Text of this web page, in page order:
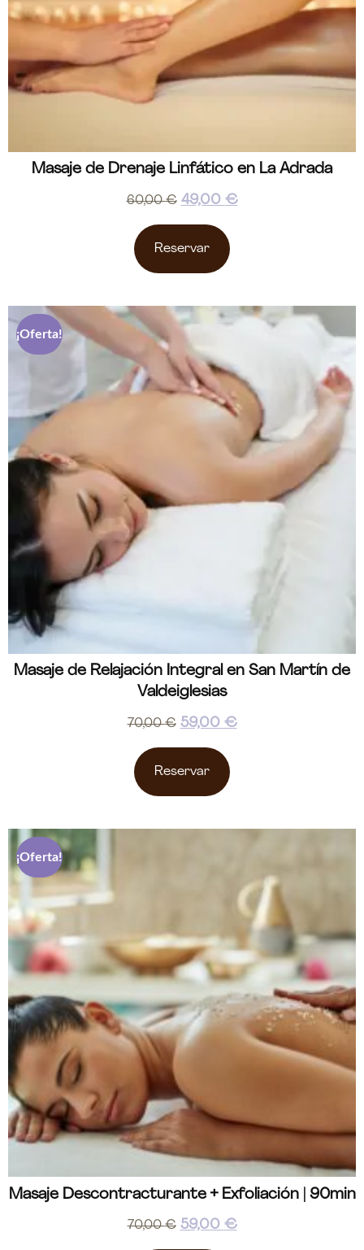
Masaje de Drenaje Linfático en La Adrada
60,00€ 49,00 €
Reservar
¡Oferta!
Masaje de Relajación Integral en San Martín de
Valdeiglesias
70,00€ 59,00 €
Reservar
¡Oferta!
Masaje Descontracturante + Exfoliación | 90min
70,00€ 59,00 €